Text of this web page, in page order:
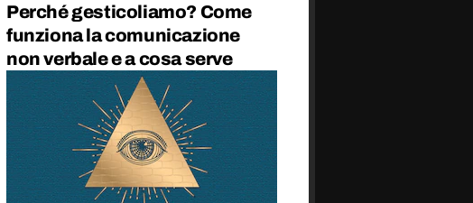
Perché gesticoliamo? Come
funziona la comunicazione
non verbale e a cosa serve